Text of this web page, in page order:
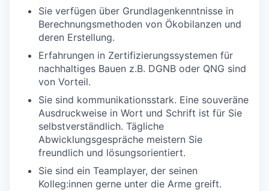
Sie verfügen über Grundlagenkenntnisse in
Berechnungsmethoden von Ökobilanzen und
deren Erstellung.
Erfahrungen in Zertifizierungssystemen für
nachhaltiges Bauen z.B. DGNB oder QNG sind
von Vorteil.
Sie sind kommunikationsstark. Eine souveräne
Ausdruckweise in Wort und Schrift ist für Sie
selbstverständlich. Tägliche
Abwicklungsgespräche meistern Sie
freundlich und lösungsorientiert.
Sie sind ein Teamplayer, der seinen
Kolleg:innen gerne unter die Arme greift.